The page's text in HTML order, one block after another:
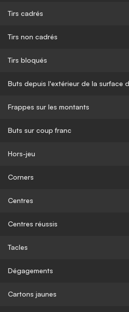
Tirs cadrés
Tirs non cadrés
Tirs bloqués
Frappes sur les montants
Buts sur coup franc
Hors-jeu
Corners
Centres
Centres réussis
Tacles
Dégagements
Cartons jaunes